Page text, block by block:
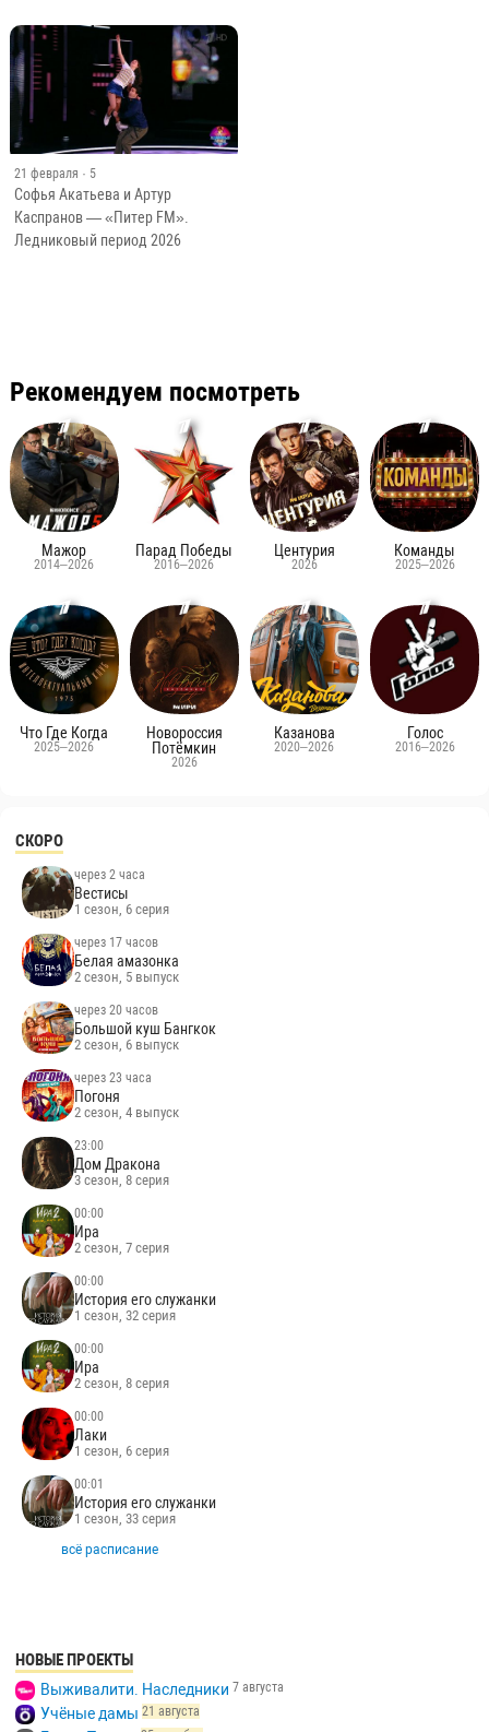
21 февраля · 5
Софья Акатьева и Артур
Каспранов — «Питер FM».
Ледниковый период 2026
Рекомендуем посмотреть
Мажор
2014–2026
Парад Победы
2016–2026
Центурия
2026
Команды
2025–2026
Что Где Когда
2025–2026
Новороссия
Потёмкин
2026
Казанова
2020–2026
Голос
2016–2026
СКОРО
через 2 часа
Вестисы
1 сезон, 6 серия
через 17 часов
Белая амазонка
2 сезон, 5 выпуск
через 20 часов
Большой куш Бангкок
2 сезон, 6 выпуск
через 23 часа
Погоня
2 сезон, 4 выпуск
23:00
Дом Дракона
3 сезон, 8 серия
00:00
Ира
2 сезон, 7 серия
00:00
История его служанки
1 сезон, 32 серия
00:00
Ира
2 сезон, 8 серия
00:00
Лаки
1 сезон, 6 серия
00:01
История его служанки
1 сезон, 33 серия
всё расписание
НОВЫЕ ПРОЕКТЫ
Выживалити. Наследники 7 августа
Учёные дамы 21 августа